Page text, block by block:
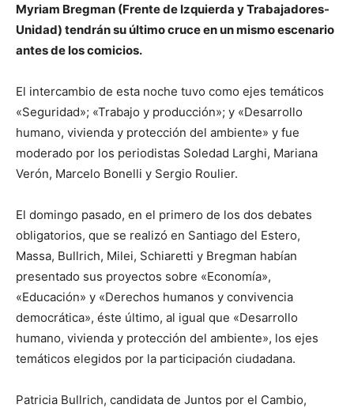
Myriam Bregman (Frente de Izquierda y Trabajadores-
Unidad) tendrán su último cruce en un mismo escenario
antes de los comicios.
El intercambio de esta noche tuvo como ejes temáticos
«Seguridad»; «Trabajo y producción»; y «Desarrollo
humano, vivienda y protección del ambiente» y fue
moderado por los periodistas Soledad Larghi, Mariana
Verón, Marcelo Bonelli y Sergio Roulier.
El domingo pasado, en el primero de los dos debates
obligatorios, que se realizó en Santiago del Estero,
Massa, Bullrich, Milei, Schiaretti y Bregman habían
presentado sus proyectos sobre «Economía»,
«Educación» y «Derechos humanos y convivencia
democrática», éste último, al igual que «Desarrollo
humano, vivienda y protección del ambiente», los ejes
temáticos elegidos por la participación ciudadana.
Patricia Bullrich, candidata de Juntos por el Cambio,